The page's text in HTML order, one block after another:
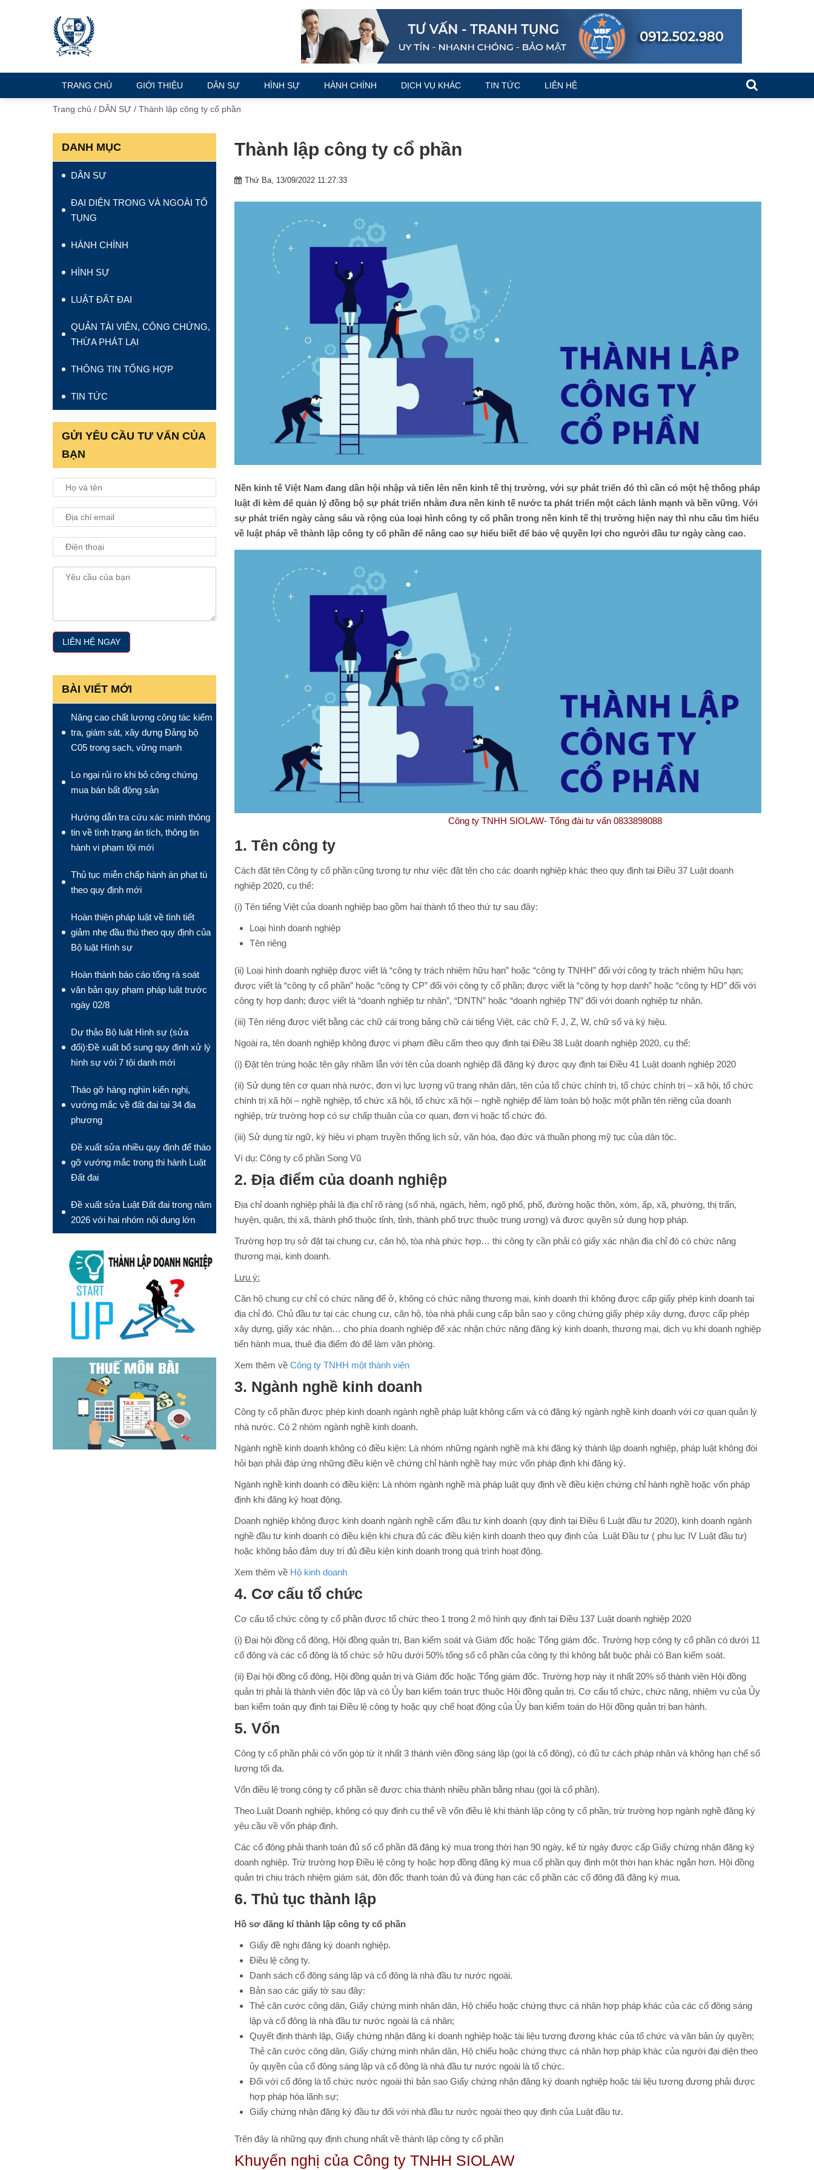
TRANG CHỦ GIỚI THIỆU DÂN SỰ HÌNH SỰ HÀNH CHÍNH DỊCH VỤ KHÁC TIN TỨC LIÊN HỆ
Trang chủ / DÂN SỰ / Thành lập công ty cổ phần
Thành lập công ty cổ phần
Thứ Ba, 13/09/2022 11:27:33
Nền kinh tế Việt Nam đang dần hội nhập và tiến lên nền kinh tế thị trường, với sự phát triển đó thì cần có một hệ thống pháp
luật đi kèm để quản lý đồng bộ sự phát triển nhằm đưa nền kinh tế nước ta phát triển một cách lành mạnh và bền vững. Với
sự phát triển ngày càng sâu và rộng của loại hình công ty cổ phần trong nền kinh tế thị trường hiện nay thì nhu cầu tìm hiểu
về luật pháp về thành lập công ty cổ phần để nâng cao sự hiểu biết để bảo vệ quyền lợi cho người đầu tư ngày càng cao.
Công ty TNHH SIOLAW- Tổng đài tư vấn 0833898088
1. Tên công ty
Cách đặt tên Công ty cổ phần cũng tương tự như việc đặt tên cho các doanh nghiệp khác theo quy định tại Điều 37 Luật doanh
nghiệp 2020, cụ thể:
(i) Tên tiếng Việt của doanh nghiệp bao gồm hai thành tố theo thứ tự sau đây:
Loại hình doanh nghiệp
Tên riêng
(ii) Loại hình doanh nghiệp được viết là “công ty trách nhiệm hữu hạn” hoặc “công ty TNHH” đối với công ty trách nhiệm hữu hạn;
được viết là “công ty cổ phần” hoặc “công ty CP” đối với công ty cổ phần; được viết là “công ty hợp danh” hoặc “công ty HD” đối với
công ty hợp danh; được viết là “doanh nghiệp tư nhân”, “DNTN” hoặc “doanh nghiệp TN” đối với doanh nghiệp tư nhân.
(iii) Tên riêng được viết bằng các chữ cái trong bảng chữ cái tiếng Việt, các chữ F, J, Z, W, chữ số và ký hiệu.
Ngoài ra, tên doanh nghiệp không được vi phạm điều cấm theo quy định tại Điều 38 Luật doanh nghiệp 2020, cụ thể:
(i) Đặt tên trùng hoặc tên gây nhầm lẫn với tên của doanh nghiệp đã đăng ký được quy định tại Điều 41 Luật doanh nghiệp 2020
(ii) Sử dụng tên cơ quan nhà nước, đơn vị lực lượng vũ trang nhân dân, tên của tổ chức chính trị, tổ chức chính trị – xã hội, tổ chức
chính trị xã hội – nghề nghiệp, tổ chức xã hội, tổ chức xã hội – nghề nghiệp để làm toàn bộ hoặc một phần tên riêng của doanh
nghiệp, trừ trường hợp có sự chấp thuận của cơ quan, đơn vị hoặc tổ chức đó.
(iii) Sử dụng từ ngữ, ký hiệu vi phạm truyền thống lịch sử, văn hóa, đạo đức và thuần phong mỹ tục của dân tộc.
Ví dụ: Công ty cổ phần Song Vũ
2. Địa điểm của doanh nghiệp
Địa chỉ doanh nghiệp phải là địa chỉ rõ ràng (số nhà, ngách, hẻm, ngõ phố, phố, đường hoặc thôn, xóm, ấp, xã, phường, thị trấn,
huyện, quận, thị xã, thành phố thuộc tỉnh, tỉnh, thành phố trực thuộc trung ương) và được quyền sử dụng hợp pháp.
Trường hợp trụ sở đặt tại chung cư, căn hộ, tòa nhà phức hợp… thì công ty cần phải có giấy xác nhận địa chỉ đó có chức năng
thương mại, kinh doanh.
Lưu ý:
Căn hộ chung cư chỉ có chức năng để ở, không có chức năng thương mại, kinh doanh thì không được cấp giấy phép kinh doanh tại
địa chỉ đó. Chủ đầu tư tại các chung cư, căn hộ, tòa nhà phải cung cấp bản sao y công chứng giấy phép xây dựng, được cấp phép
xây dựng, giấy xác nhận… cho phía doanh nghiệp để xác nhận chức năng đăng ký kinh doanh, thương mại, dịch vụ khi doanh nghiệp
tiến hành mua, thuê địa điểm đó để làm văn phòng.
Xem thêm về Công ty TNHH một thành viên
3. Ngành nghề kinh doanh
Công ty cổ phần được phép kinh doanh ngành nghề pháp luật không cấm và có đăng ký ngành nghề kinh doanh với cơ quan quản lý
nhà nước. Có 2 nhóm ngành nghề kinh doanh.
Ngành nghề kinh doanh không có điều kiện: Là nhóm những ngành nghề mà khi đăng ký thành lập doanh nghiệp, pháp luật không đòi
hỏi bạn phải đáp ứng những điều kiện về chứng chỉ hành nghề hay mức vốn pháp định khi đăng ký.
Ngành nghề kinh doanh có điều kiện: Là nhóm ngành nghề mà pháp luật quy định về điều kiện chứng chỉ hành nghề hoặc vốn pháp
định khi đăng ký hoạt động.
Doanh nghiệp không được kinh doanh ngành nghề cấm đầu tư kinh doanh (quy định tại Điều 6 Luật đầu tư 2020), kinh doanh ngành
nghề đầu tư kinh doanh có điều kiện khi chưa đủ các điều kiện kinh doanh theo quy định của Luật Đầu tư ( phu lục IV Luật đầu tư)
hoặc không bảo đảm duy trì đủ điều kiện kinh doanh trong quá trình hoạt động.
Xem thêm về Hộ kinh doanh
4. Cơ cấu tổ chức
Cơ cấu tổ chức công ty cổ phần được tổ chức theo 1 trong 2 mô hình quy định tại Điều 137 Luật doanh nghiệp 2020
(i) Đại hội đồng cổ đông, Hội đồng quản trị, Ban kiểm soát và Giám đốc hoặc Tổng giám đốc. Trường hợp công ty cổ phần có dưới 11
cổ đông và các cổ đông là tổ chức sở hữu dưới 50% tổng số cổ phần của công ty thì không bắt buộc phải có Ban kiểm soát.
(ii) Đại hội đồng cổ đông, Hội đồng quản trị và Giám đốc hoặc Tổng giám đốc. Trường hợp này ít nhất 20% số thành viên Hội đồng
quản trị phải là thành viên độc lập và có Ủy ban kiểm toán trực thuộc Hội đồng quản trị. Cơ cấu tổ chức, chức năng, nhiệm vụ của Ủy
ban kiểm toán quy định tại Điều lệ công ty hoặc quy chế hoạt động của Ủy ban kiểm toán do Hội đồng quản trị ban hành.
5. Vốn
Công ty cổ phần phải có vốn góp từ ít nhất 3 thành viên đồng sáng lập (gọi là cổ đông), có đủ tư cách pháp nhân và không hạn chế số
lượng tối đa.
Vốn điều lệ trong công ty cổ phần sẽ được chia thành nhiều phần bằng nhau (gọi là cổ phần).
Theo Luật Doanh nghiệp, không có quy định cụ thể về vốn điều lệ khi thành lập công ty cổ phần, trừ trường hợp ngành nghề đăng ký
yêu cầu về vốn pháp định.
Các cổ đông phải thanh toán đủ số cổ phần đã đăng ký mua trong thời hạn 90 ngày, kể từ ngày được cấp Giấy chứng nhận đăng ký
doanh nghiệp. Trừ trường hợp Điều lệ công ty hoặc hợp đồng đăng ký mua cổ phần quy định một thời hạn khác ngắn hơn. Hội đồng
quản trị chịu trách nhiệm giám sát, đôn đốc thanh toán đủ và đúng hạn các cổ phần các cổ đông đã đăng ký mua.
6. Thủ tục thành lập
Hồ sơ đăng kí thành lập công ty cổ phần
Giấy đề nghị đăng ký doanh nghiệp.
Điều lệ công ty.
Danh sách cổ đông sáng lập và cổ đông là nhà đầu tư nước ngoài.
Bản sao các giấy tờ sau đây:
Thẻ căn cước công dân, Giấy chứng minh nhân dân, Hộ chiếu hoặc chứng thực cá nhân hợp pháp khác của các cổ đông sáng
lập và cổ đông là nhà đầu tư nước ngoài là cá nhân;
Quyết định thành lập, Giấy chứng nhận đăng kí doanh nghiệp hoặc tài liệu tương đương khác của tổ chức và văn bản ủy quyền;
Thẻ căn cước công dân, Giấy chứng minh nhân dân, Hộ chiếu hoặc chứng thực cá nhân hợp pháp khác của người đại diện theo
ủy quyền của cổ đông sáng lập và cổ đông là nhà đầu tư nước ngoài là tổ chức.
Đối với cổ đông là tổ chức nước ngoài thì bản sao Giấy chứng nhận đăng ký doanh nghiệp hoặc tài liệu tương đương phải được
hợp pháp hóa lãnh sự;
Giấy chứng nhận đăng ký đầu tư đối với nhà đầu tư nước ngoài theo quy định của Luật đầu tư.
Trên đây là những quy định chung nhất về thành lập công ty cổ phần
Khuyến nghị của Công ty TNHH SIOLAW
DANH MỤC
DÂN SỰ
ĐẠI DIỆN TRONG VÀ NGOÀI TỐ
TỤNG
HÀNH CHÍNH
HÌNH SỰ
LUẬT ĐẤT ĐAI
QUẢN TÀI VIÊN, CÔNG CHỨNG,
THỪA PHÁT LẠI
THÔNG TIN TỔNG HỢP
TIN TỨC
GỬI YÊU CẦU TƯ VẤN CỦA
BẠN
BÀI VIẾT MỚI
Nâng cao chất lượng công tác kiểm
tra, giám sát, xây dựng Đảng bộ
C05 trong sạch, vững mạnh
Lo ngại rủi ro khi bỏ công chứng
mua bán bất động sản
Hướng dẫn tra cứu xác minh thông
tin về tình trạng án tích, thông tin
hành vi phạm tội mới
Thủ tục miễn chấp hành án phạt tù
theo quy định mới
Hoàn thiện pháp luật về tình tiết
giảm nhẹ đầu thú theo quy định của
Bộ luật Hình sự
Hoàn thành báo cáo tổng rà soát
văn bản quy phạm pháp luật trước
ngày 02/8
Dự thảo Bộ luật Hình sự (sửa
đổi):Đề xuất bổ sung quy định xử lý
hình sự với 7 tội danh mới
Tháo gỡ hàng nghìn kiến nghị,
vướng mắc về đất đai tại 34 địa
phương
Đề xuất sửa nhiều quy định để tháo
gỡ vướng mắc trong thi hành Luật
Đất đai
Đề xuất sửa Luật Đất đai trong năm
2026 với hai nhóm nội dung lớn